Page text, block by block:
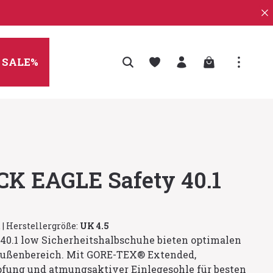
SALE% Warenkorb
EAGLE Safety 40.1
| Herstellergröße: UK 4.5
40.1 low Sicherheitshalbschuhe bieten optimalen
Mit GORE-TEX® Extended,
und atmungsaktiver Einlegesohle für besten